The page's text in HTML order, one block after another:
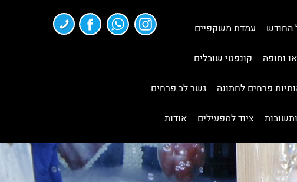
החודש עמדת משקפיים
וחופה קונפטי שובלים
פרחים לחתונה גשר לב פרחים
ציוד למפעילים אודות